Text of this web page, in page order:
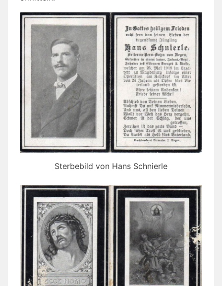
Sterbebild von Hans Schnierle